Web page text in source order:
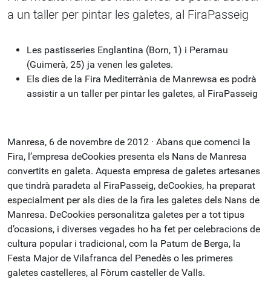
a un taller per pintar les galetes, al FiraPasseig
Les pastisseries Englantina (Born, 1) i Perarnau
(Guimerà, 25) ja venen les galetes.
Els dies de la Fira Mediterrània de Manrewsa es podrà
assistir a un taller per pintar les galetes, al FiraPasseig
Manresa, 6 de novembre de 2012 · Abans que comenci la
Fira, l’empresa deCookies presenta els Nans de Manresa
convertits en galeta. Aquesta empresa de galetes artesanes
que tindrà paradeta al FiraPasseig, deCookies, ha preparat
especialment per als dies de la fira les galetes dels Nans de
Manresa. DeCookies personalitza galetes per a tot tipus
d’ocasions, i diverses vegades ho ha fet per celebracions de
cultura popular i tradicional, com la Patum de Berga, la
Festa Major de Vilafranca del Penedès o les primeres
galetes castelleres, al Fòrum casteller de Valls.